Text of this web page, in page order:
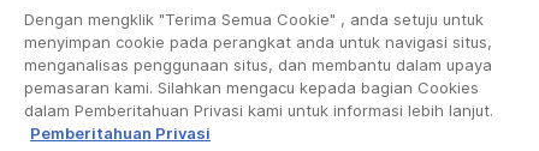
Dengan mengklik "Terima Semua Cookie" , anda setuju untuk
menyimpan cookie pada perangkat anda untuk navigasi situs,
menganalisas penggunaan situs, dan membantu dalam upaya
pemasaran kami. Silahkan mengacu kepada bagian Cookies
dalam Pemberitahuan Privasi kami untuk informasi lebih lanjut.
Pemberitahuan Privasi